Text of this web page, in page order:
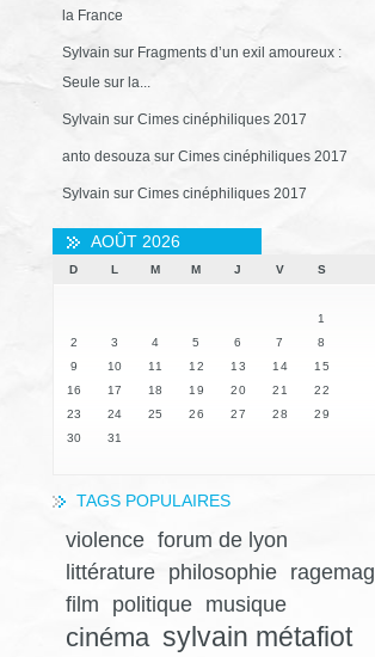
la France
Sylvain sur Fragments d’un exil amoureux :
Seule sur la...
Sylvain sur Cimes cinéphiliques 2017
anto desouzasur Cimes cinéphiliques 2017
Sylvain sur Cimes cinéphiliques 2017
AOÛT 2026
D L M M J V S
1
2
3 4 5 6 7
8
9
10 11 12 13 14
15
16
17 18 19 20 21
22
23
24 25 26 27 28
29
30
31
TAGS POPULAIRES
violence forum de lyon
littérature
philosophie
ragemag
film
politique musique
cinéma sylvain métafiot